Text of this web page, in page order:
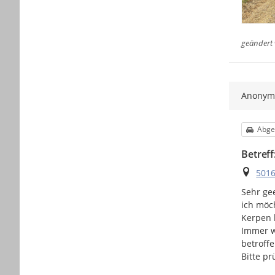
Anonym
Ort
​Sehr
​ich
Kerpen
​Immer
​Bitte